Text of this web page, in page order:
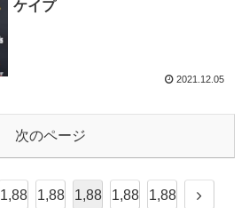
ケイプ
2021.12.05
次のページ
1,88
1,88
1,88
1,88
1,88